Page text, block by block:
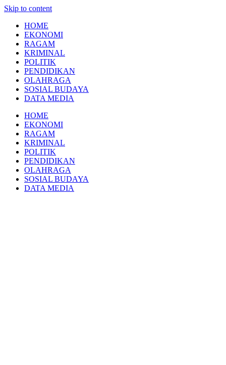
Skip to content
HOME
EKONOMI
RAGAM
KRIMINAL
POLITIK
PENDIDIKAN
OLAHRAGA
SOSIAL BUDAYA
DATA MEDIA
HOME
EKONOMI
RAGAM
KRIMINAL
POLITIK
PENDIDIKAN
OLAHRAGA
SOSIAL BUDAYA
DATA MEDIA